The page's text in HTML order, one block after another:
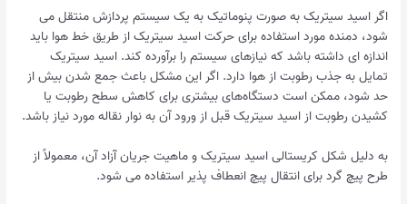
اگر اسید سیتریک به صورت پنوماتیک به یک سیستم پردازش منتقل می
شود، دمنده مورد استفاده برای حرکت اسید سیتریک از طریق خط هوا باید
اندازه ای داشته باشد که نیازهای سیستم را برآورده کند. اسید سیتریک
تمایل به جذب رطوبت از هوا دارد. اگر این مشکل باعث جمع شدن بیش از
حد شود، ممکن است دستگاه‌های بیشتری برای کاهش سطح رطوبت یا
کشیدن رطوبت از اسید سیتریک قبل از ورود آن به نوار نقاله مورد نیاز باشد.
به دلیل شکل کریستالی اسید سیتریک و ماهیت جریان آزاد آن، معمولاً از
طرح پیچ گرد برای انتقال پیچ انعطاف پذیر استفاده می شود.